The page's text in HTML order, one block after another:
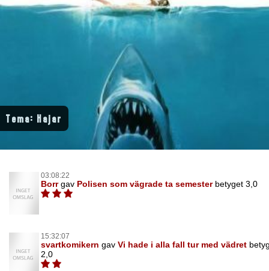
Tema: Hajar
03:08:22
Borrgav Polisen som vägrade ta semester betyget 3,0
15:32:07
svartkomikern gav Vi hade i alla fall tur med vädret
2,0